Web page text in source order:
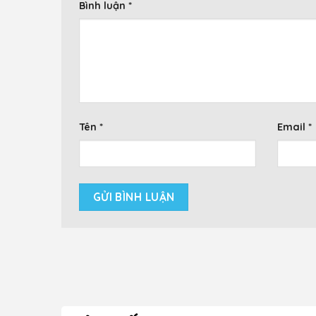
Bình luận *
Tên * Email *